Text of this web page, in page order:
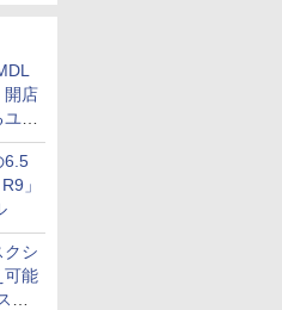
開店
ー
に
6.5
」
クシ
可能
ク